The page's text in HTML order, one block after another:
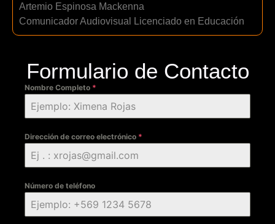
Artemio Espinosa Mackenna
Comunicador Audiovisual Licenciado en Educación
Formulario de Contacto
Nombre Completo *
Dirección de correo electrónico *
Número de teléfono